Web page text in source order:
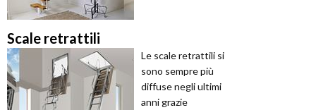
Scale retrattili
Le scale retrattili si
sono sempre più
diffuse negli ultimi
anni grazie